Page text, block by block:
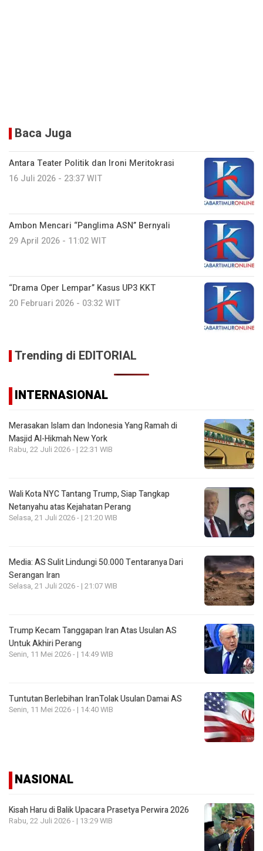
Baca Juga
Antara Teater Politik dan Ironi Meritokrasi
16 Juli 2026 - 23:37 WIT
Ambon Mencari “Panglima ASN” Bernyali
29 April 2026 - 11:02 WIT
“Drama Oper Lempar” Kasus UP3 KKT
20 Februari 2026 - 03:32 WIT
Trending di EDITORIAL
INTERNASIONAL
Merasakan Islam dan Indonesia Yang Ramah di
Masjid Al-Hikmah New York
Rabu, 22 Juli 2026 - | 22:31 WIB
Wali Kota NYC Tantang Trump, Siap Tangkap
Netanyahu atas Kejahatan Perang
Selasa, 21 Juli 2026 - | 21:20 WIB
Media: AS Sulit Lindungi 50.000 Tentaranya Dari
Serangan Iran
Selasa, 21 Juli 2026 - | 21:07 WIB
Trump Kecam Tanggapan Iran Atas Usulan AS
Untuk Akhiri Perang
Senin, 11 Mei 2026 - | 14:49 WIB
Tuntutan Berlebihan IranTolak Usulan Damai AS
Senin, 11 Mei 2026 - | 14:40 WIB
NASIONAL
Kisah Haru di Balik Upacara Prasetya Perwira 2026
Rabu, 22 Juli 2026 - | 13:29 WIB